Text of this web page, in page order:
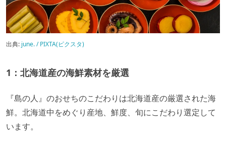
出典: june. / PIXTA(ピクスタ)
1：北海道産の海鮮素材を厳選
『島の人』のおせちのこだわりは北海道産の厳選された海
鮮。北海道中をめぐり産地、鮮度、旬にこだわり選定して
います。